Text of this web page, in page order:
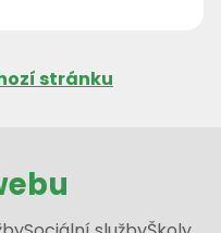
stránku